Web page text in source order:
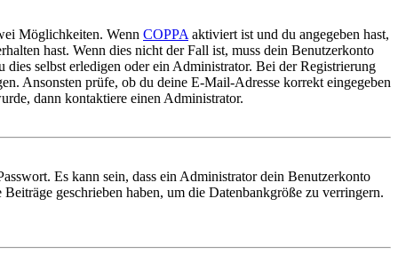
Möglichkeiten. Wenn COPPA aktiviert ist und du angegeben hast,
hast. Wenn dies nicht der Fall ist, muss dein Benutzerkonto
selbst erledigen oder ein Administrator. Bei der Registrierung
Ansonsten prüfe, ob du deine E-Mail-Adresse korrekt eingegeben
dann kontaktiere einen Administrator.
Es kann sein, dass ein Administrator dein Benutzerkonto
geschrieben haben, um die Datenbankgröße zu verringern.